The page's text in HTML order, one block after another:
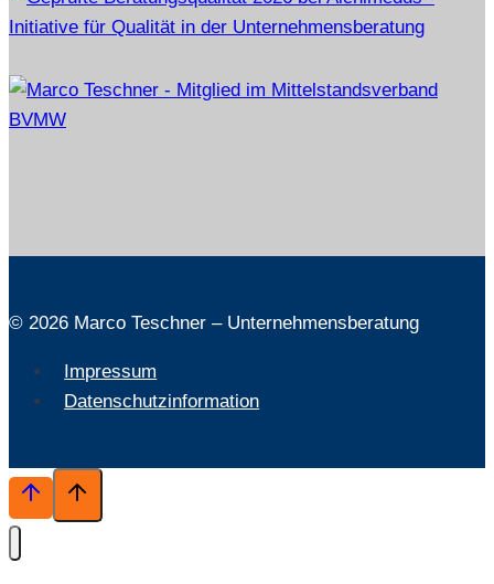
© 2026 Marco Teschner – Unternehmensberatung
Impressum
Datenschutzinformation